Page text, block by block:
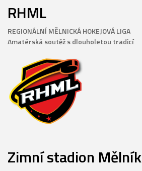
RHML
REGIONÁLNÍ MĚLNICKÁ HOKEJOVÁ LIGA
Amatérská soutěž s dlouholetou tradicí
Zimní stadion Mělník